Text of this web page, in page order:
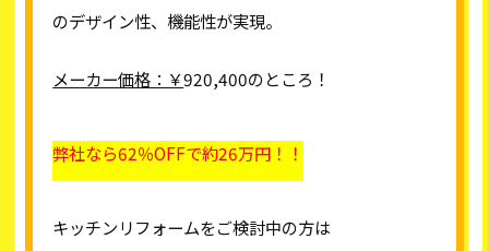
のデザイン性、機能性が実現。
メーカー価格：￥920,400のところ！
弊社なら62％OFFで約26万円！！
キッチンリフォームをご検討中の方は